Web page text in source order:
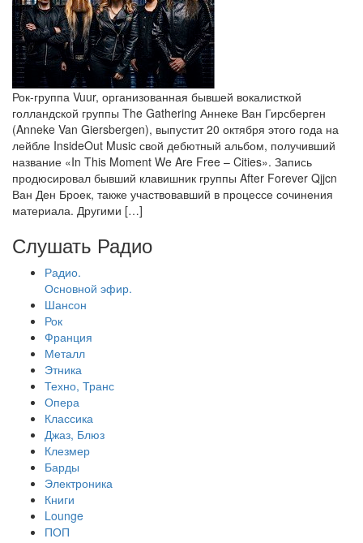
Рок-группа Vuur, организованная бывшей вокалисткой
голландской группы The Gathering Аннеке Ван Гирсберген
(Anneke Van Giersbergen), выпустит 20 октября этого года на
лейбле InsideOut Music свой дебютный альбом, получивший
название «In This Moment We Are Free – Cities». Запись
продюсировал бывший клавишник группы After Forever Qjjcn
Ван Ден Броек, также участвовавший в процессе сочинения
материала. Другими […]
Слушать Радио
Радио.
Основной эфир.
Шансон
Рок
Франция
Металл
Этника
Техно, Транс
Опера
Классика
Джаз, Блюз
Клезмер
Барды
Электроника
Книги
Lounge
ПОП